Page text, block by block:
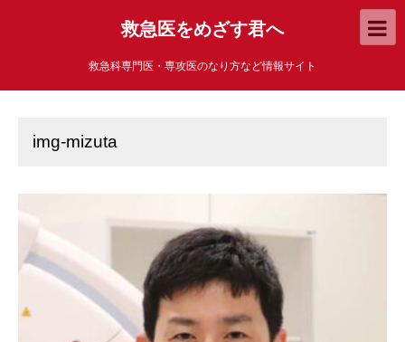
救急医をめざす君へ
救急科専門医・専攻医のなり方など情報サイト
img-mizuta